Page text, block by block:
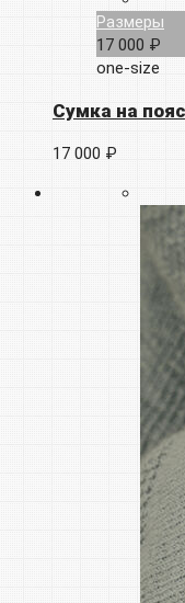
Размеры
17 000 ₽
one-size
Сумка на
17 000 ₽